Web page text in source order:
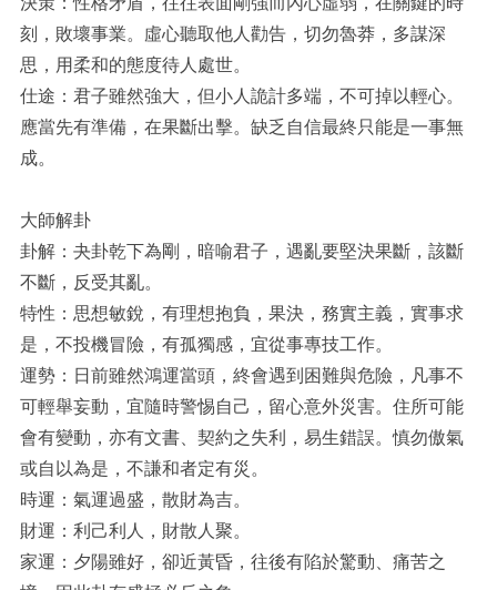
刻，敗壞事業。虛心聽取他人勸告，切勿魯莽，多謀深
思，用柔和的態度待人處世。
仕途：君子雖然強大，但小人詭計多端，不可掉以輕心。
應當先有準備，在果斷出擊。缺乏自信最終只能是一事無
成。
大師解卦
卦解：夬卦乾下為剛，暗喻君子，遇亂要堅決果斷，該斷
不斷，反受其亂。
特性：思想敏銳，有理想抱負，果決，務實主義，實事求
是，不投機冒險，有孤獨感，宜從事專技工作。
運勢：日前雖然鴻運當頭，終會遇到困難與危險，凡事不
可輕舉妄動，宜隨時警惕自己，留心意外災害。住所可能
會有變動，亦有文書、契約之失利，易生錯誤。慎勿傲氣
或自以為是，不謙和者定有災。
時運：氣運過盛，散財為吉。
財運：利己利人，財散人聚。
家運：夕陽雖好，卻近黃昏，往後有陷於驚動、痛苦之